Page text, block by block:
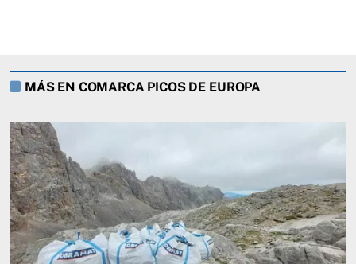
MÁS EN COMARCA PICOS DE EUROPA